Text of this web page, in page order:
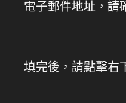
電子郵件地址，請
填完後，請點擊右